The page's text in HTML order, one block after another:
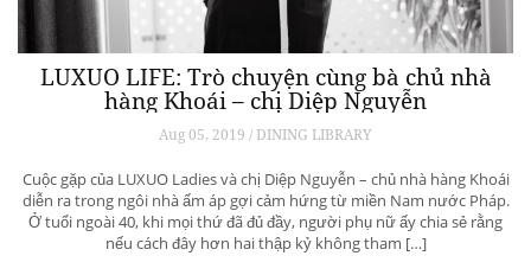
LUXUO LIFE: Trò chuyện cùng bà chủ nhà
hàng Khoái – chị Diệp Nguyễn
Aug 05, 2019 / DINING LIBRARY
Cuộc gặp của LUXUO Ladies và chị Diệp Nguyễn – chủ nhà hàng Khoái
diễn ra trong ngôi nhà ấm áp gợi cảm hứng từ miền Nam nước Pháp.
Ở tuổi ngoài 40, khi mọi thứ đã đủ đầy, người phụ nữ ấy chia sẻ rằng
nếu cách đây hơn hai thập kỷ không tham […]